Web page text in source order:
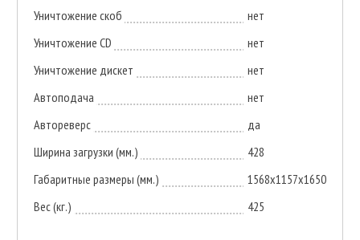
Уничтожение скоб
нет
Уничтожение CD
нет
Уничтожение дискет
нет
Автоподача
нет
Автореверс
да
Ширина загрузки (мм.)
428
Габаритные размеры (мм.)
1568х1157х1650
Вес (кг.)
425